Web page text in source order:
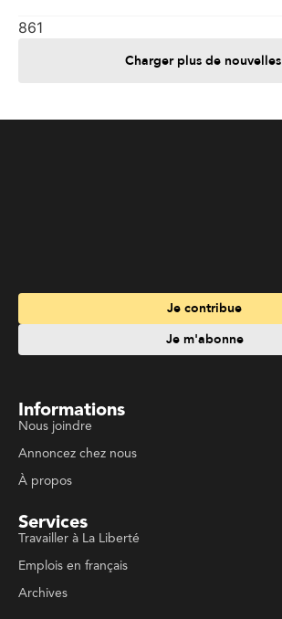
861
Charger plus de nouvelles
Informations
Services
Travailler à La Liberté
Emplois en français
Suivez La Liberté